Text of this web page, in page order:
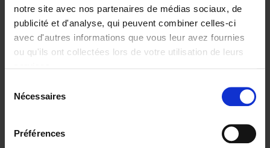
notre site avec nos partenaires de médias sociaux, de
publicité et d'analyse, qui peuvent combiner celles-ci
avec d'autres informations que vous leur avez fournies
ou qu'ils ont collectées lors de votre utilisation de leurs
Nécessaires
Préférences
€29,99
Digital marketing like a PRO -
completely revised edition